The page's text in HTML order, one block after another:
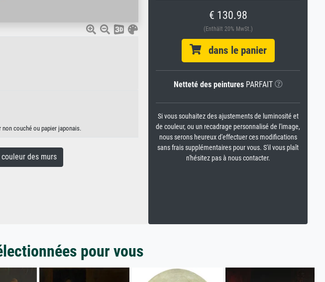
couché ou papier japonais.
des murs
€ 130.98
(Enthält 20% MwSt.)
dans le panier
Netteté des peinturesPARFAIT
Si vous souhaitez des ajustements de luminosité et
de couleur, ou un recadrage personnalisé de l'image,
nous serons heureux d'effectuer ces modifications
sans frais supplémentaires pour vous. S'il vous plaît
n'hésitez pas à nous contacter.
pour vous